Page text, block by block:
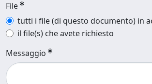
File
tutti i file (di questo documento) in
il file(s) che avete richiesto
Messaggio